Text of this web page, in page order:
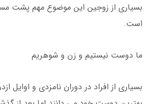
بسیاری از زوجین این موضوع مهم پشت
است.
ما دوست نیستیم و زن و شوهریم
بسیاری از افراد در دوران نامزدی و اوایل